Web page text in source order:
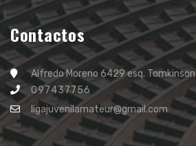
Contactos
Alfredo Moreno 6429 esq. Tomkinson
097437756
ligajuvenilamateur@gmail.com